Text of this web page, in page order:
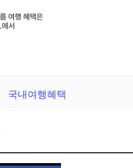
국내여행혜택